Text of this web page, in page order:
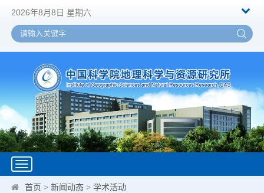
2026年8月8日 星期六
Toggle
navigation
首页 >新闻动态 >学术活动